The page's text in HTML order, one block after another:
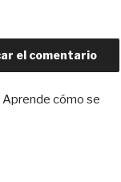
Aprende cómo se